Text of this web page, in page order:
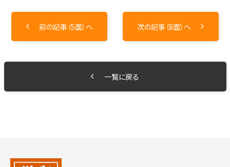
前の記事（5面）へ 次の記事（8面）へ
一覧に戻る